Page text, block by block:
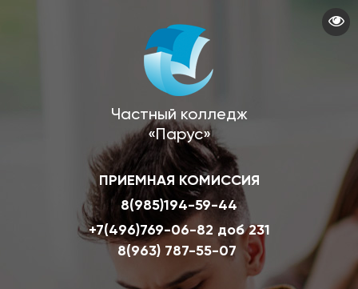
Частный колледж
«Парус»
ПРИЕМНАЯ КОМИССИЯ
8(985)194-59-44
+7(496)769-06-82 доб 231
8(963) 787-55-07